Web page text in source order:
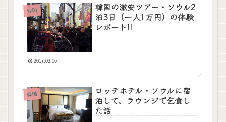
韓国
韓国の激安ツアー・ソウル2
泊3日（一人1万円）の体験
レポート!!
2017.03.16
韓国
ロッテホテル・ソウルに宿
泊して、ラウンジで乞食し
た話